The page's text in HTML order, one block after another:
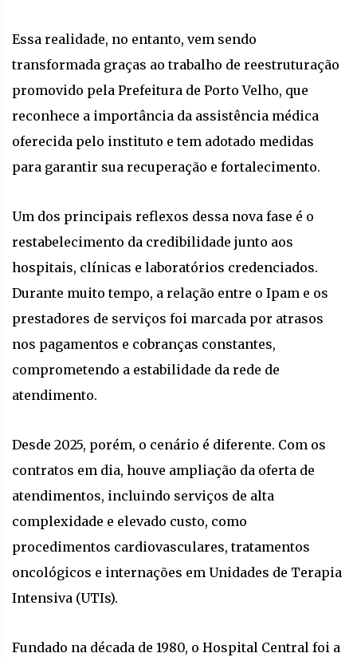
Essa realidade, no entanto, vem sendo
transformada graças ao trabalho de reestruturação
promovido pela Prefeitura de Porto Velho, que
reconhece a importância da assistência médica
oferecida pelo instituto e tem adotado medidas
para garantir sua recuperação e fortalecimento.
Um dos principais reflexos dessa nova fase é o
restabelecimento da credibilidade junto aos
hospitais, clínicas e laboratórios credenciados.
Durante muito tempo, a relação entre o Ipam e os
prestadores de serviços foi marcada por atrasos
nos pagamentos e cobranças constantes,
comprometendo a estabilidade da rede de
atendimento.
Desde 2025, porém, o cenário é diferente. Com os
contratos em dia, houve ampliação da oferta de
atendimentos, incluindo serviços de alta
complexidade e elevado custo, como
procedimentos cardiovasculares, tratamentos
oncológicos e internações em Unidades de Terapia
Intensiva (UTIs).
Fundado na década de 1980, o Hospital Central foi a